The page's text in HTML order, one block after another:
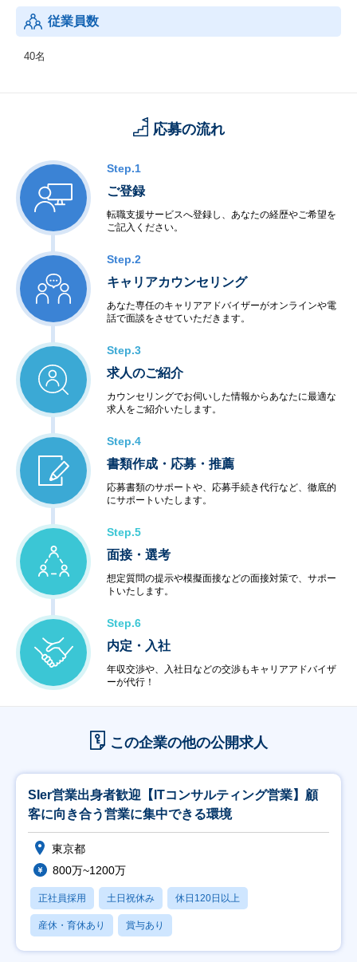
リーズ制覇に貢献しております。
従業員数
40名
応募の流れ
Step.1
ご登録
転職支援サービスへ登録し、あなたの経歴やご希望を
ご記入ください。
Step.2
キャリアカウンセリング
あなた専任のキャリアアドバイザーがオンラインや電
話で面談をさせていただきます。
Step.3
求人のご紹介
カウンセリングでお伺いした情報からあなたに最適な
求人をご紹介いたします。
Step.4
書類作成・応募・推薦
応募書類のサポートや、応募手続き代行など、徹底的
にサポートいたします。
Step.5
面接・選考
想定質問の提示や模擬面接などの面接対策で、サポー
トいたします。
Step.6
内定・入社
年収交渉や、入社日などの交渉もキャリアアドバイザ
ーが代行！
この企業の他の公開求人
SIer営業出身者歓迎【ITコンサルティング営業】顧
客に向き合う営業に集中できる環境
東京都
800万~1200万
正社員採用 土日祝休み 休日120日以上
産休・育休あり 賞与あり